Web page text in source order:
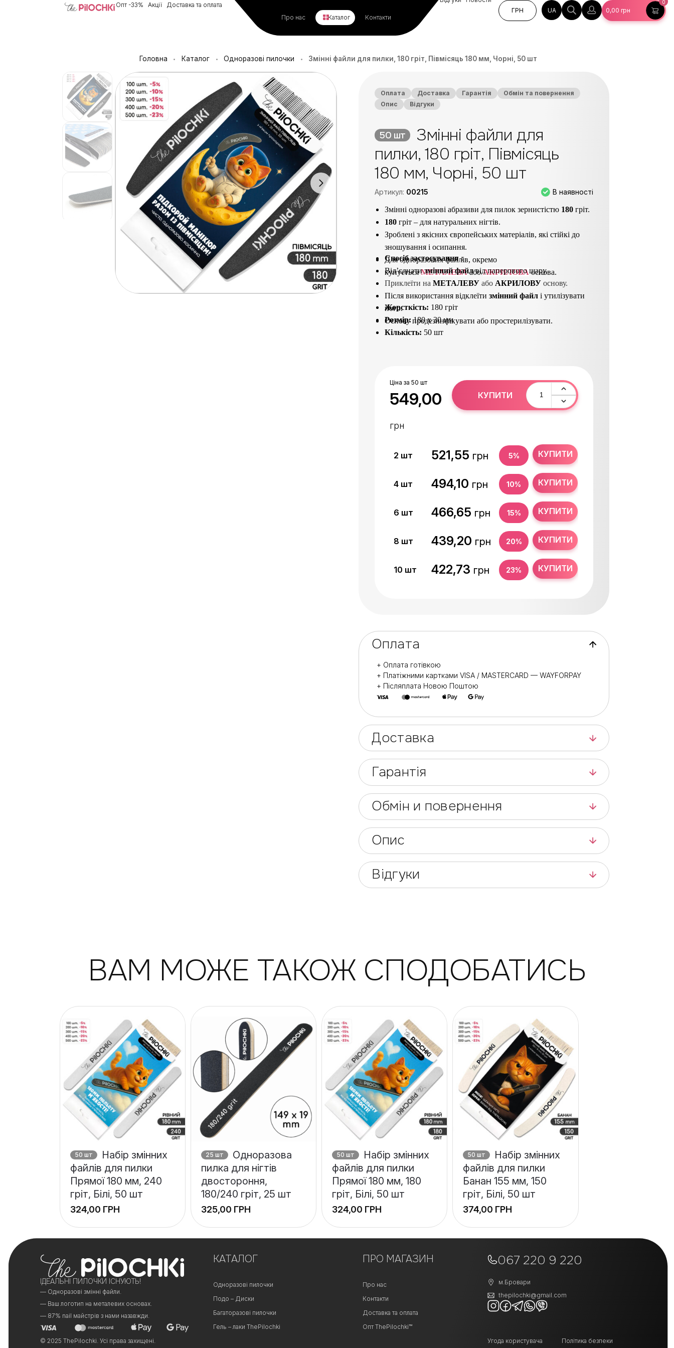
Опт -33% Акції
Доставка та оплата
Про нас
Каталог Контакти
ГРН
UA 0,00 грн
0
Головна • Каталог • Одноразові пилочки • Змінні файли для пилки, 180 гріт, Півмісяць 180 мм, Чорні, 50 шт
Оплата Доставка Гарантія
Обмін та повернення
Опис
Відгуки
50 шт
Змінні файли для
пилки, 180 гріт, Півмісяць
180 мм, Чорні, 50 шт
Артикул: 00215 В наявності
Змінні одноразові абразиви для пилок зернистістю 180 гріт.
180 гріт – для натуральних нігтів.
Зроблені з якісних європейських матеріалів, які стійкі до
зношування і осипання.
Для одноразових файлів, окремо
купуєтьсяМЕТАЛЕВАабоАКРИЛОВАоснова.
Спосіб застосування :
Від’єднатизмінний файлвід паперового шару.
Приклеїти на МЕТАЛЕВУ або АКРИЛОВУ основу.
Після використання відклеїтизмінний файл і утилізувати
його.
Основу продезинфікувати або простерилізувати.
Жорсткість: 180 гріт
Розмір:180 х 30 мм
Кількість: 50 шт
Ціна за 50 шт
549,00
грн
КУПИТИ
2 шт 521,55 грн 5% КУПИТИ
4 шт 494,10 грн 10% КУПИТИ
6 шт 466,65 грн 15% КУПИТИ
8 шт 439,20 грн 20% КУПИТИ
10 шт 422,73 грн 23% КУПИТИ
Оплата
+ Оплата готівкою
+ Платіжними картками VISA / MASTERCARD — WAYFORPAY
+ Післяплата Новою Поштою
Доставка
Гарантія
Обмін и повернення
Опис
Відгуки
ВАМ МОЖЕ ТАКОЖ СПОДОБАТИСЬ
50 шт
Набір змінних
файлів для пилки
Прямої 180 мм, 240
гріт, Білі, 50 шт
ГРН
25 шт
Одноразова
пилка для нігтів
двостороння,
180/240 гріт, 25 шт
ГРН
−
50 шт
Набір змінних
файлів для пилки
Прямої 180 мм, 180
гріт, Білі, 50 шт
ГРН
50 шт
Набір змінних
файлів для пилки
Банан 155 мм, 150
гріт, Білі, 50 шт
ГРН
КАТАЛОГ ПРО МАГАЗИН 067 220 9 220
ІДЕАЛЬНІ ПИЛОЧКИ ІСНУЮТЬ!
— Одноразові змінні файли.
— Ваш логотип на металевих основах.
— 87% nail майстрів з нами назавжди.
Одноразові пилочки
Подо – Диски
Багаторазові пилочки
Гель – лаки ThePilochki
Про нас
Контакти
Доставка та оплата
Опт ThePilochki™
м.Бровари
thepilochki@gmail.com
© 2025 ThePilochki. Усі права захищені. Угода користувача Політика безпеки